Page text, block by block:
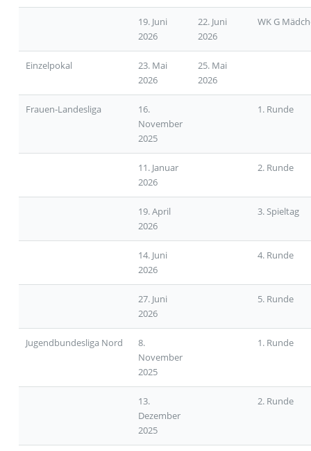
19. Juni
2026
22. Juni
2026
WK G
Einzelpokal
23. Mai
2026
25. Mai
2026
Frauen-Landesliga
16.
November
2025
1. Runde
11. Januar
2026
2. Runde
19. April
2026
3. Spieltag
14. Juni
2026
4. Runde
27. Juni
2026
5. Runde
Jugendbundesliga Nord
8.
November
2025
1. Runde
13.
Dezember
2025
2. Runde